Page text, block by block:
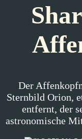
Der
Sternbild Orion,
entfernt, der
astronomische